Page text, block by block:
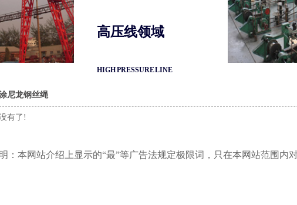
高压线领域
HIGH PRESSURE LINE
尼龙钢丝绳
有了!
：本网站介绍上显示的“最”等广告法规定极限词，只在本网站范围内